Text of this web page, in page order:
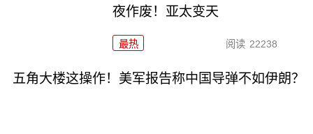
夜作废！亚太变天
最热 阅读 22238
五角大楼这操作！美军报告称中国导弹不如伊朗？